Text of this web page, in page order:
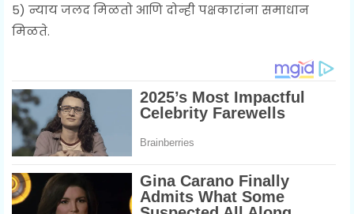
5) न्याय जलद मिळतो आणि दोन्ही पक्षकारांना समाधान
मिळते.